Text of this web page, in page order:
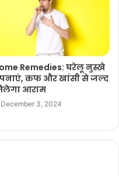
Remedies: घरेलू नुस्खे
कफ और खांसी से जल्द
आराम
December 3, 2024